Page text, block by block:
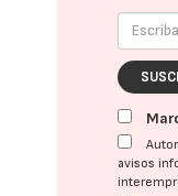
avisos